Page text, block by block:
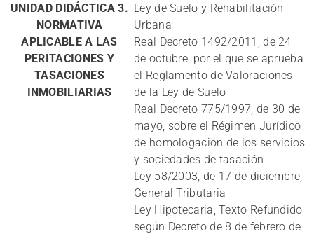
UNIDAD DIDÁCTICA 3.
NORMATIVA
APLICABLE A LAS
PERITACIONES Y
TASACIONES
INMOBILIARIAS
Ley de Suelo y Rehabilitación
Urbana
Real Decreto 1492/2011, de 24
de octubre, por el que se aprueba
el Reglamento de Valoraciones
de la Ley de Suelo
Real Decreto 775/1997, de 30 de
mayo, sobre el Régimen Jurídico
de homologación de los servicios
y sociedades de tasación
Ley 58/2003, de 17 de diciembre,
General Tributaria
Ley Hipotecaria, Texto Refundido
según Decreto de 8 de febrero de